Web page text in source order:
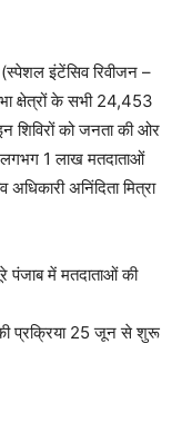
इंटेंसिव रिवीजन –
क्षेत्रों के सभी 24,453
शिविरों को जनता की ओर
1 लाख मतदाताओं
अनिंदिता मित्रा
पंजाब में मतदाताओं की
प्रक्रिया 25 जून से शुरू